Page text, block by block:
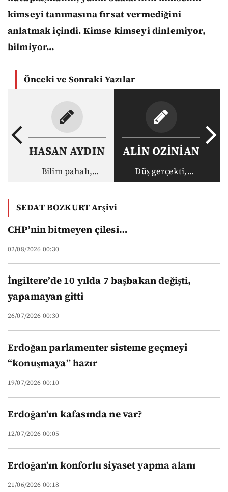
kimseyi tanımasına fırsat vermediğini
anlatmak içindi. Kimse kimseyi dinlemiyor,
bilmiyor…
Önceki ve Sonraki Yazılar
HASAN AYDIN
Bilim pahalı,
üniversitelerinin
yeni düzeni
ALİN OZİNİAN
Düş gerçekti,
gerçek haksız
SEDAT BOZKURT Arşivi
CHP’nin bitmeyen çilesi…
02/08/2026 00:30
İngiltere’de 10 yılda 7 başbakan değişti,
yapamayan gitti
26/07/2026 00:30
Erdoğan parlamenter sisteme geçmeyi
“konuşmaya” hazır
19/07/2026 00:10
Erdoğan’ın kafasında ne var?
12/07/2026 00:05
Erdoğan’ın konforlu siyaset yapma alanı
21/06/2026 00:18